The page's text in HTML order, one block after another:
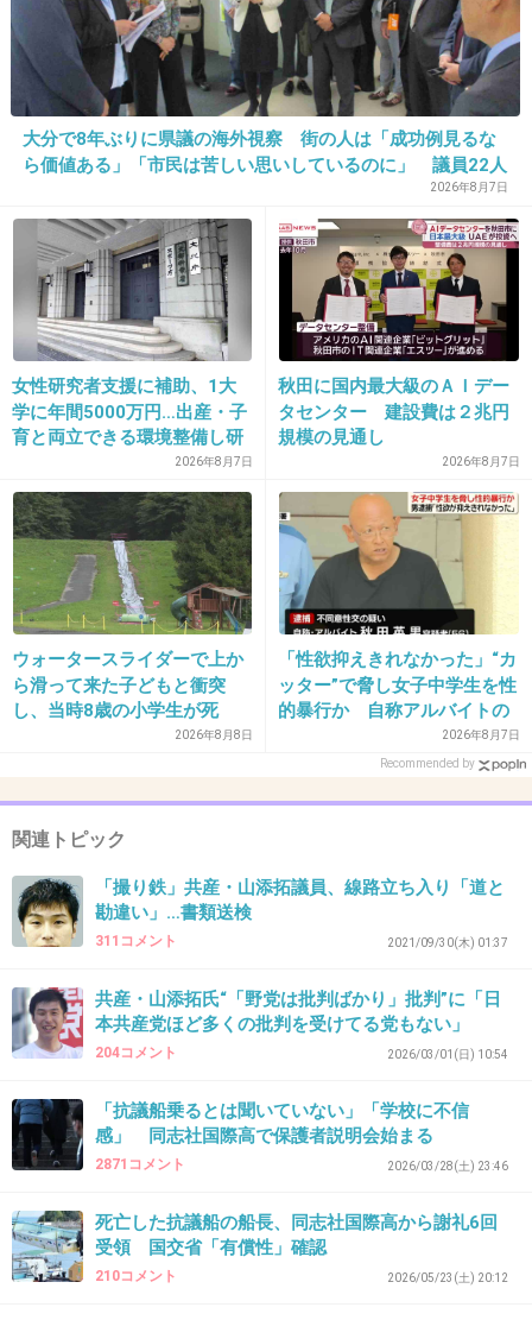
1件の返信
-1
2026/06/03(水) 15:28:10
関わりたく無いタイプ
+3
39. 匿名2026/06/03(水) 15:28:45
>>3
自分たちの信念は信念として、間違ったことは
間違ってると受け入れられないならそれは宗教
と一緒では？と思ってしまう。
状況やその事象ごとの判断がなくて信念だけ叫
んでるわけでしょ。誰もついて行かないよね。
ここで非を認められたら風向きも少しは変わる
のに、みんな阿呆なのかな。
2件の返信
40. 匿名2026/06/03(水) 15:29:17
>>15
注目されて嬉しかったのかな
41. 匿名2026/06/03(水) 15:30:01
修学旅行で韓国に連れて行って、生徒達に土下
座させるのを教育だと言い張った学校も過去に
はあったしなあ。今でもあるの？
+13 -1
大分で8年ぶりに県議の海外視察 街の人は「成功例見るな
ら価値ある」「市民は苦しい思いしているのに」 議員22人
2026年8月7日
女性研究者支援に補助、1大
学に年間5000万円…出産・子
育と両立できる環境整備し研
2026年8月7日
秋田に国内最大級のＡＩデー
タセンター 建設費は２兆円
規模の見通し
2026年8月7日
ウォータースライダーで上か
ら滑って来た子どもと衝突
し、当時8歳の小学生が死
亡 イベントの引率責任者の
る」「全く納得できない」
島根県邑南町
2026年8月8日
「性欲抑えきれなかった」“カ
ッター”で脅し女子中学生を性
的暴行か 自称アルバイトの
2026年8月7日
Recommended by
関連トピック
「撮り鉄」共産・山添拓議員、線路立ち入り「道と
勘違い」…書類送検
311コメント 2021/09/30(木) 01:37
共産・山添拓氏“「野党は批判ばかり」批判”に「日
本共産党ほど多くの批判を受けてる党もない」
204コメント 2026/03/01(日) 10:54
「抗議船乗るとは聞いていない」「学校に不信
感」 同志社国際高で保護者説明会始まる
2871コメント 2026/03/28(土) 23:46
死亡した抗議船の船長、同志社国際高から謝礼6回
受領 国交省「有償性」確認
210コメント 2026/05/23(土) 20:12